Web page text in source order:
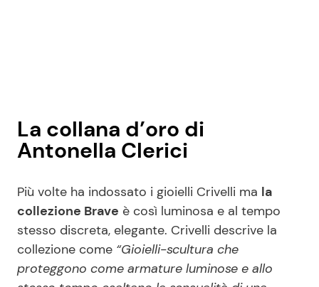
La collana d’oro di
Antonella Clerici
Più volte ha indossato i gioielli Crivelli ma la
collezione Brave è così luminosa e al tempo
stesso discreta, elegante. Crivelli descrive la
collezione come “Gioielli-scultura che
proteggono come armature luminose e allo